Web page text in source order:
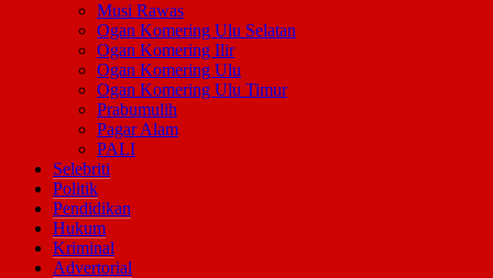
Musi Rawas
Ogan Komering Ulu Selatan
Ogan Komering Ilir
Ogan Komering Ulu
Ogan Komering Ulu Timur
Prabumulih
Pagar Alam
PALI
Selebriti
Politik
Pendidikan
Hukum
Kriminal
Advertorial